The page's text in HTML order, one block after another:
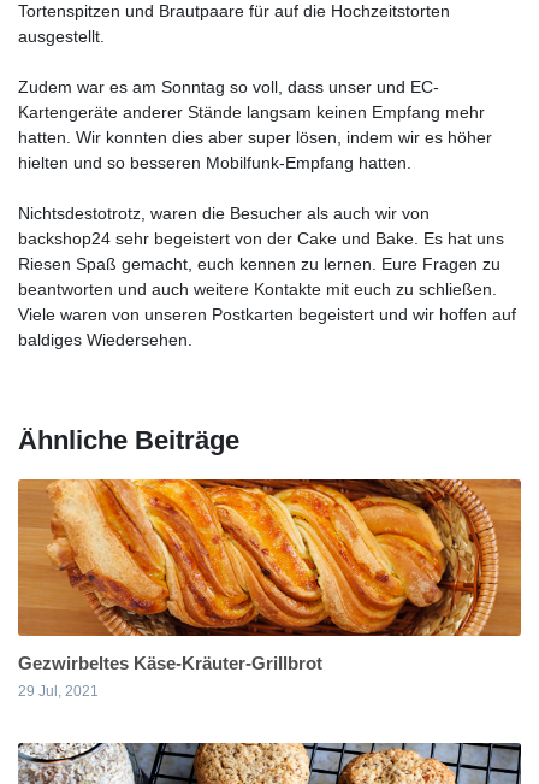
Tortenspitzen und Brautpaare für auf die Hochzeitstorten
ausgestellt.
Zudem war es am Sonntag so voll, dass unser und EC-
Kartengeräte anderer Stände langsam keinen Empfang mehr
hatten. Wir konnten dies aber super lösen, indem wir es höher
hielten und so besseren Mobilfunk-Empfang hatten.
Nichts­des­to­trotz, waren die Besucher als auch wir von
backshop24 sehr begeistert von der Cake und Bake. Es hat uns
Riesen Spaß gemacht, euch kennen zu lernen. Eure Fragen zu
beantworten und auch weitere Kontakte mit euch zu schließen.
Viele waren von unseren Postkarten begeistert und wir hoffen auf
baldiges Wiedersehen.
Ähnliche Beiträge
Gezwirbeltes Käse-Kräuter-Grillbrot
29 Jul, 2021